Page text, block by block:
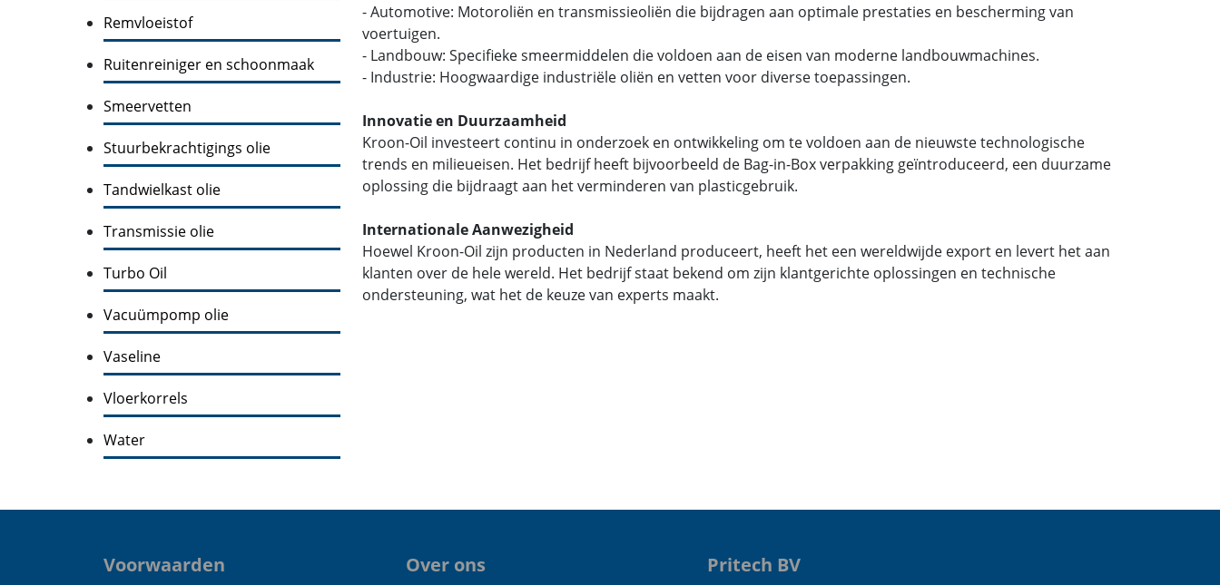
Remvloeistof
Ruitenreiniger en schoonmaak
Smeervetten
Stuurbekrachtigings olie
Tandwielkast olie
Transmissie olie
Turbo Oil
Vacuümpomp olie
Vaseline
Vloerkorrels
Water
- Automotive: Motoroliën en transmissieoliën die bijdragen aan optimale prestaties en bescherming van
voertuigen.
- Landbouw: Specifieke smeermiddelen die voldoen aan de eisen van moderne landbouwmachines.
- Industrie: Hoogwaardige industriële oliën en vetten voor diverse toepassingen.
Innovatie en Duurzaamheid
Kroon-Oil investeert continu in onderzoek en ontwikkeling om te voldoen aan de nieuwste technologische
trends en milieueisen. Het bedrijf heeft bijvoorbeeld de Bag-in-Box verpakking geïntroduceerd, een duurzame
oplossing die bijdraagt aan het verminderen van plasticgebruik.
Internationale Aanwezigheid
Hoewel Kroon-Oil zijn producten in Nederland produceert, heeft het een wereldwijde export en levert het aan
klanten over de hele wereld. Het bedrijf staat bekend om zijn klantgerichte oplossingen en technische
ondersteuning, wat het de keuze van experts maakt.
Voorwaarden Over ons Pritech BV